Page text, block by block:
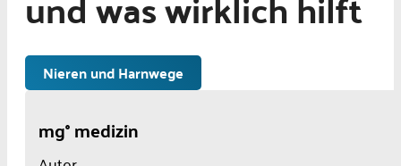
Nieren und Harnwege
mg° medizin